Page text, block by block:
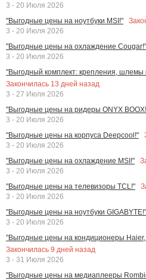
3 - 20 Июля 2026
"Выгодные цены на ноутбуки MSI!"
3 - 20 Июля 2026
"Выгодные цены на охлаждение Cougar!"
3 - 20 Июля 2026
"Выгодный комплект: крепления, шлемы
Закончилась 13 дней назад
3 - 27 Июля 2026
"Выгодные цены на ридеры ONYX
3 - 20 Июля 2026
"Выгодные цены на корпуса Deepcool!"
3 - 20 Июля 2026
"Выгодные цены на охлаждение MSI!"
3 - 20 Июля 2026
"Выгодные цены на телевизоры TCL!"
3 - 20 Июля 2026
"Выгодные цены на ноутбуки GIGABYTE!"
3 - 20 Июля 2026
"Выгодные цены на кондиционеры
Закончилась 9 дней назад
3 - 31 Июля 2026
"Выгодные цены на медиаплееры